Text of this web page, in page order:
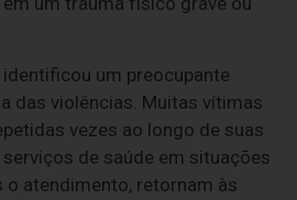
um preocupante
das violências. Muitas vítimas
vezes ao longo de suas
de saúde em situações
o atendimento, retornam às